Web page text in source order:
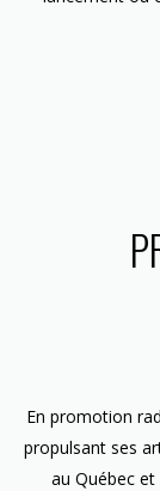
En promotion
propulsant ses
au Québec